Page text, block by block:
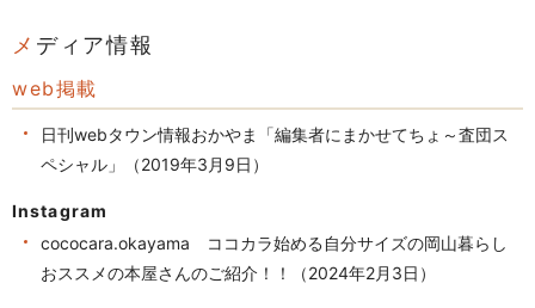
🌸ひなまつりフェア🌸🍬ホワイトデー💖フェア
2026/02/02
開催日 R8.2月14日.15日
2026/01/09
🎂万歩エンタメ館 オープン12周年記念🎂
メディア情報
web掲載
日刊webタウン情報おかやま「編集者にまかせてちょ～査団ス
ペシャル」（2019年3月9日）
Instagram
cococara.okayama ココカラ始める自分サイズの岡山暮らし
おススメの本屋さんのご紹介！！（2024年2月3日）